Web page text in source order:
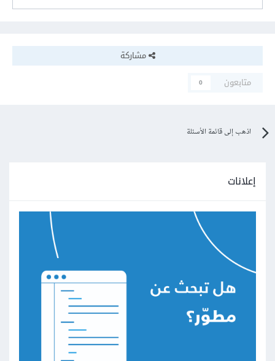
مشاركة
متابعون
0
اذهب إلى قائمة الأسئلة
إعلانات